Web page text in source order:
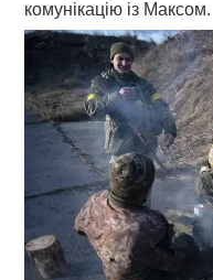
комунікацію із Максом.